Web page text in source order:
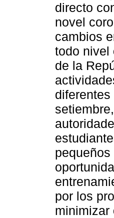
directo
novel
cambios
todo nivel
de la
por los
minimizar